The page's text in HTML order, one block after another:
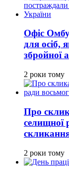
Офіс
для осіб,
збройної
2 роки тому
Про
селищної
2 роки тому